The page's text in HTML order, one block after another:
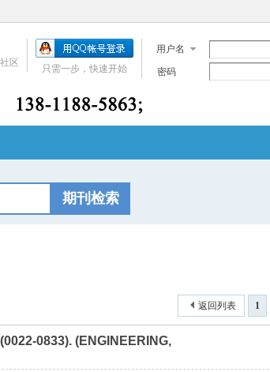
用户名
密码
只需一步，快速开始
区
期刊检索
1
返回列表
0833). (ENGINEERING,